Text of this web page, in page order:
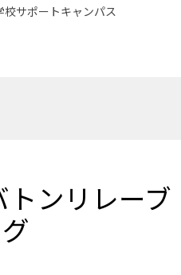
サポートキャンパス
ンリレーブ